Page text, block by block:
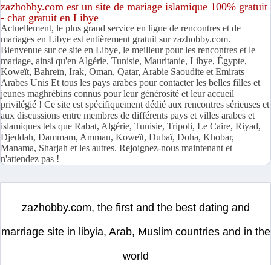
zazhobby.com est un site de mariage islamique 100% gratuit
- chat gratuit en Libye
Actuellement, le plus grand service en ligne de rencontres et de
mariages en Libye est entièrement gratuit sur zazhobby.com.
Bienvenue sur ce site en Libye, le meilleur pour les rencontres et le
mariage, ainsi qu'en Algérie, Tunisie, Mauritanie, Libye, Égypte,
Koweït, Bahreïn, Irak, Oman, Qatar, Arabie Saoudite et Emirats
Arabes Unis Et tous les pays arabes pour contacter les belles filles et
jeunes maghrébins connus pour leur générosité et leur accueil
privilégié ! Ce site est spécifiquement dédié aux rencontres sérieuses et
aux discussions entre membres de différents pays et villes arabes et
islamiques tels que Rabat, Algérie, Tunisie, Tripoli, Le Caire, Riyad,
Djeddah, Dammam, Amman, Koweït, Dubaï, Doha, Khobar,
Manama, Sharjah et les autres. Rejoignez-nous maintenant et
n'attendez pas !
zazhobby.com, the first and the best dating and
marriage site in libyia, Arab, Muslim countries and in the
world